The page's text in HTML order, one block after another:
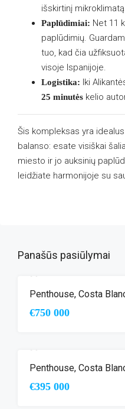
išskirtinį
Paplūdimiai: Net 11
paplūdimių.
tuo, kad čia
visoje Ispanijoje.
Logistika: Iki
25 minutės kelio
Šis kompleksas yra
balanso: esate visiškai
miesto ir jo auksinių
leidžiate harmonijoje su
Panašūs pasiūlymai
Penthouse, Costa
€750 000
Penthouse, Costa
€395 000